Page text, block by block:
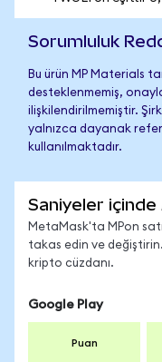
Sorumluluk
Bu ürün MP Materials
desteklenmemiş,
ilişkilendirilmemiştir.
yalnızca dayanak
kullanılmaktadır.
Saniyeler içinde
MetaMask'ta MPon
takas edin ve
kripto cüzdanı.
Google Play
Puan